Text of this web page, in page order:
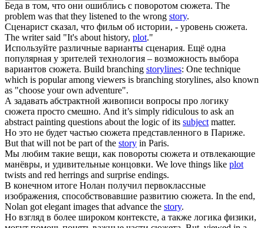
Беда в том, что они ошиблись с поворотом сюжета. The
problem was that they listened to the wrong story.
Сценарист сказал, что фильм об истории, - уровень сюжета.
The writer said "It's about history, plot."
Используйте различные варианты сценария. Ещё одна
популярная у зрителей технология – возможность выбора
вариантов сюжета. Build branching storylines: One technique
which is popular among viewers is branching storylines, also known
as "choose your own adventure".
А задавать абстрактной живописи вопросы про логику
сюжета просто смешно. And it’s simply ridiculous to ask an
abstract painting questions about the logic of its subjectmatter.
Но это не будет частью сюжета представленного в Париже.
But that will not be part of the story in Paris.
Мы любим такие вещи, как повороты сюжета и отвлекающие
манёвры, и удивительные концовки. We love things like plot
twists and red herrings and surprise endings.
В конечном итоге Нолан получил первоклассные
изображения, способствовавшие развитию сюжета. In the end,
Nolan got elegant images that advance the story.
Но взгляд в более широком контексте, а также логика физики,